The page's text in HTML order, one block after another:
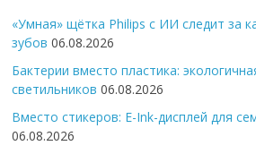
«Умная» щётка Philips с ИИ следит за
зубов 06.08.2026
Бактерии вместо пластика:
светильников 06.08.2026
Вместо стикеров: E-Ink-дисплей для
06.08.2026